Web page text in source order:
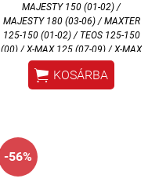
MAJESTY 150 (01-02) /
MAJESTY 180 (03-06) / MAXTER
125-150 (01-02) / TEOS 125-150
(00) /X-MAX 125 (07-09) / X-MAX
250 (05-09)
YAMAHA YZF R 125 (08-11)
 KOSÁRBA
-56%